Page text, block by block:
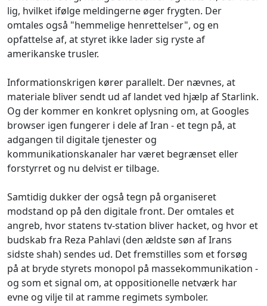
lig, hvilket ifølge meldingerne øger frygten. Der
omtales også "hemmelige henrettelser", og en
opfattelse af, at styret ikke lader sig ryste af
amerikanske trusler.
Informationskrigen kører parallelt. Der nævnes, at
materiale bliver sendt ud af landet ved hjælp af Starlink.
Og der kommer en konkret oplysning om, at Googles
browser igen fungerer i dele af Iran - et tegn på, at
adgangen til digitale tjenester og
kommunikationskanaler har været begrænset eller
forstyrret og nu delvist er tilbage.
Samtidig dukker der også tegn på organiseret
modstand op på den digitale front. Der omtales et
angreb, hvor statens tv-station bliver hacket, og hvor et
budskab fra Reza Pahlavi (den ældste søn af Irans
sidste shah) sendes ud. Det fremstilles som et forsøg
på at bryde styrets monopol på massekommunikation -
og som et signal om, at oppositionelle netværk har
evne og vilje til at ramme regimets symboler.